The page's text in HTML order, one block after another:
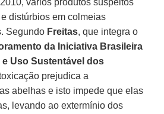
distúrbios em colmeias
Segundo Freitas, que integra o
da Iniciativa Brasileira
Uso Sustentável dos
prejudica a
abelhas e isto impede que elas
levando ao extermínio dos